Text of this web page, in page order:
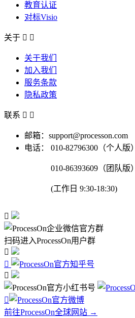
教育认证
对标Visio
关于  
关于我们
加入我们
服务条款
隐私政策
联系  
邮箱：support@processon.com
电话：
010-82796300（个人版）
010-86393609（团队版）
(工作日 9:30-18:30)

扫码进入ProcessOn用户群




前往ProcessOn全球网站 →